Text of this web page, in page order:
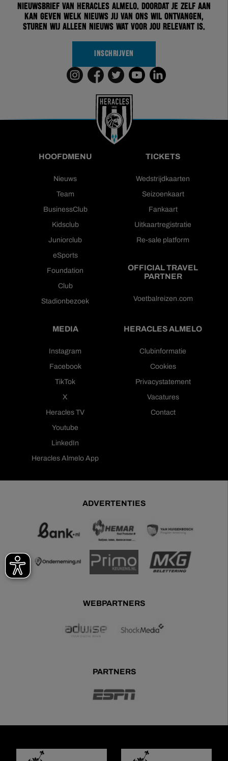
nieuwsbrief van Heracles Almelo. Doordat je zelf aan
kan geven welk nieuws jij van ons wil ontvangen,
sturen wij alleen nieuws wat voor jou relevant is.
INSCHRIJVEN
HOOFDMENU
Nieuws
Team
BusinessClub
Kidsclub
Juniorclub
eSports
Foundation
Club
Stadionbezoek
TICKETS
Wedstrijdkaarten
Seizoenkaart
Fankaart
Uitkaartregistratie
Re-sale platform
OFFICIAL TRAVEL
PARTNER
Voetbalreizen.com
MEDIA
Instagram
Facebook
TikTok
X
Heracles TV
Youtube
LinkedIn
Heracles Almelo App
HERACLES ALMELO
Clubinformatie
Cookies
Privacystatement
Vacatures
Contact
ADVERTENTIES
WEBPARTNERS
PARTNERS